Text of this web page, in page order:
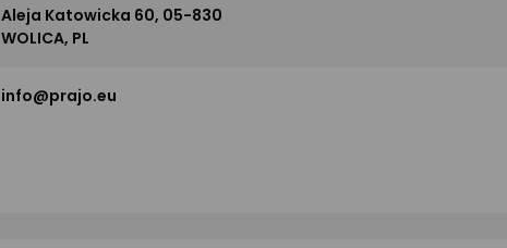
Aleja Katowicka 60, 05-830
WOLICA, PL
info@prajo.eu